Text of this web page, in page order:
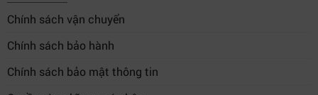
Chính sách vận chuyển
Chính sách bảo hành
Chính sách bảo mật thông tin